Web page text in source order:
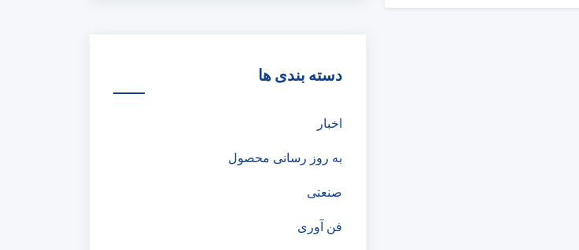
دسته بندی ها
اخبار
به روز رسانی محصول
صنعتی
فن آوری